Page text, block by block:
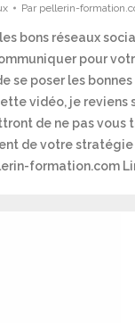
Par pellerin-
bons réseaux
pour
se poser les
vidéo, je reviens
de ne pas vous
de votre
formation.com